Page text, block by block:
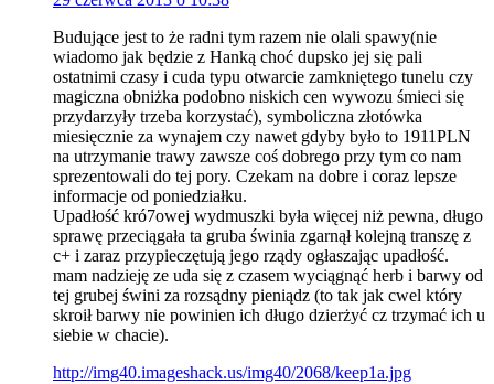
Budujące jest to że radni tym razem nie olali spawy(nie
wiadomo jak będzie z Hanką choć dupsko jej się pali
ostatnimi czasy i cuda typu otwarcie zamkniętego tunelu czy
magiczna obniżka podobno niskich cen wywozu śmieci się
przydarzyły trzeba korzystać), symboliczna złotówka
miesięcznie za wynajem czy nawet gdyby było to 1911PLN
na utrzymanie trawy zawsze coś dobrego przy tym co nam
sprezentowali do tej pory. Czekam na dobre i coraz lepsze
informacje od poniedziałku.
Upadłość kró7owej wydmuszki była więcej niż pewna, długo
sprawę przeciągała ta gruba świnia zgarnął kolejną transzę z
c+ i zaraz przypieczętują jego rządy ogłaszając upadłość.
mam nadzieję ze uda się z czasem wyciągnąć herb i barwy od
tej grubej świni za rozsądny pieniądz (to tak jak cwel który
skroił barwy nie powinien ich długo dzierżyć cz trzymać ich u
siebie w chacie).
http://img40.imageshack.us/img40/2068/keep1a.jpg